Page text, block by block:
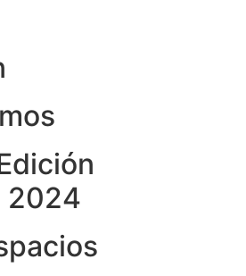
2024